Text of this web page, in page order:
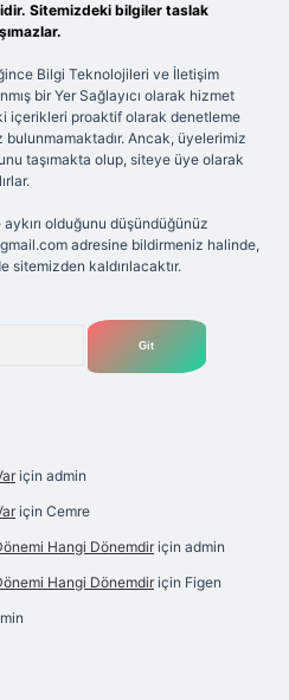
Sitemizdeki bilgiler taslak
Bilgi Teknolojileri ve İletişim
bir Yer Sağlayıcı olarak hizmet
içerikleri proaktif olarak denetleme
Ancak, üyelerimiz
taşımakta olup, siteye üye olarak
olduğunu düşündüğünüz
adresine bildirmeniz halinde,
kaldırılacaktır.
için admin
için Cemre
Hangi Dönemdir için admin
Hangi Dönemdir için Figen